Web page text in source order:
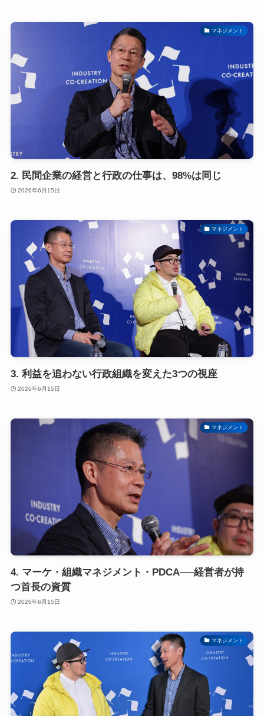
マネジメント
2. 民間企業の経営と行政の仕事は、98%は同じ
2026年6月15日
マネジメント
3. 利益を追わない行政組織を変えた3つの視座
2026年6月15日
マネジメント
4. マーケ・組織マネジメント・PDCA──経営者が持
つ首長の資質
2026年6月15日
マネジメント